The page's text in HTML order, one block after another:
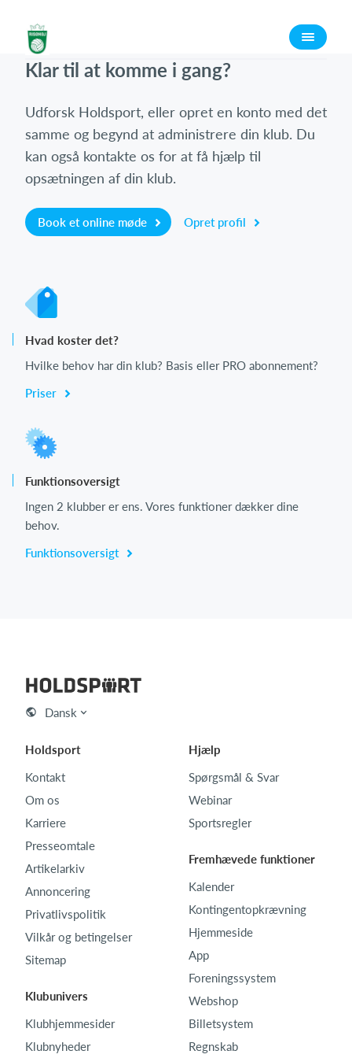
Klar til at komme i gang?
Udforsk Holdsport, eller opret en konto med det
samme og begynd at administrere din klub. Du
kan også kontakte os for at få hjælp til
opsætningen af din klub.
Book et online møde Opret profil
Hvad koster det?
Hvilke behov har din klub? Basis eller PRO abonnement?
Priser
Funktionsoversigt
Ingen 2 klubber er ens. Vores funktioner dækker dine
behov.
Funktionsoversigt
Dansk
Holdsport
Kontakt
Om os
Karriere
Presseomtale
Artikelarkiv
Annoncering
Privatlivspolitik
Vilkår og betingelser
Sitemap
Klubunivers
Klubhjemmesider
Klubnyheder
Hjælp
Spørgsmål & Svar
Webinar
Sportsregler
Fremhævede funktioner
Kalender
Kontingentopkrævning
Hjemmeside
App
Foreningssystem
Webshop
Billetsystem
Regnskab